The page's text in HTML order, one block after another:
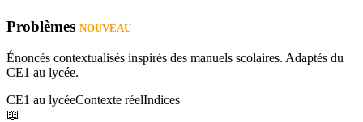
Problèmes NOUVEAU
Énoncés contextualisés inspirés des manuels scolaires. Adaptés du
CE1 au lycée.
CE1 au lycéeContexte réelIndices
📖